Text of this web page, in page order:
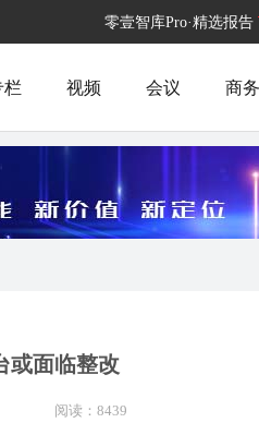
零壹智库Pro·精选报告
栏 视频 会议 商
或面临整改
阅读：8439